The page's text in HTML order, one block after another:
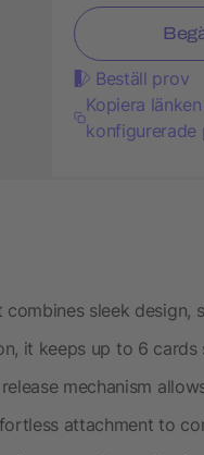
Beställ prov
Kopiera
konfigurerade
sleek design,
it keeps up to 6 cards
mechanism
attachment to